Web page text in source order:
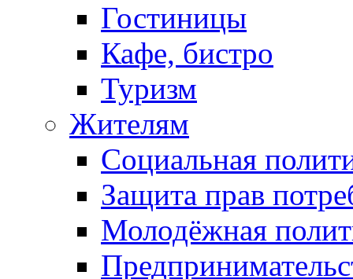
Гостиницы
Кафе, бистро
Туризм
Жителям
Социальная
Защита прав
Молодёжная